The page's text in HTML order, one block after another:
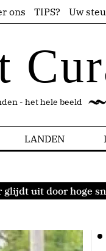
ons TIPS? Uw
- het hele beeld
LANDEN
uit door hoge